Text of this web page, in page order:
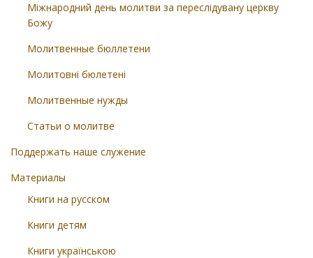
Міжнародний день молитви за переслідувану церкву
Божу
Молитвенные бюллетени
Молитовні бюлетені
Молитвенные нужды
Статьи о молитве
Поддержать наше служение
Материалы
Книги на русском
Книги детям
Книги українською